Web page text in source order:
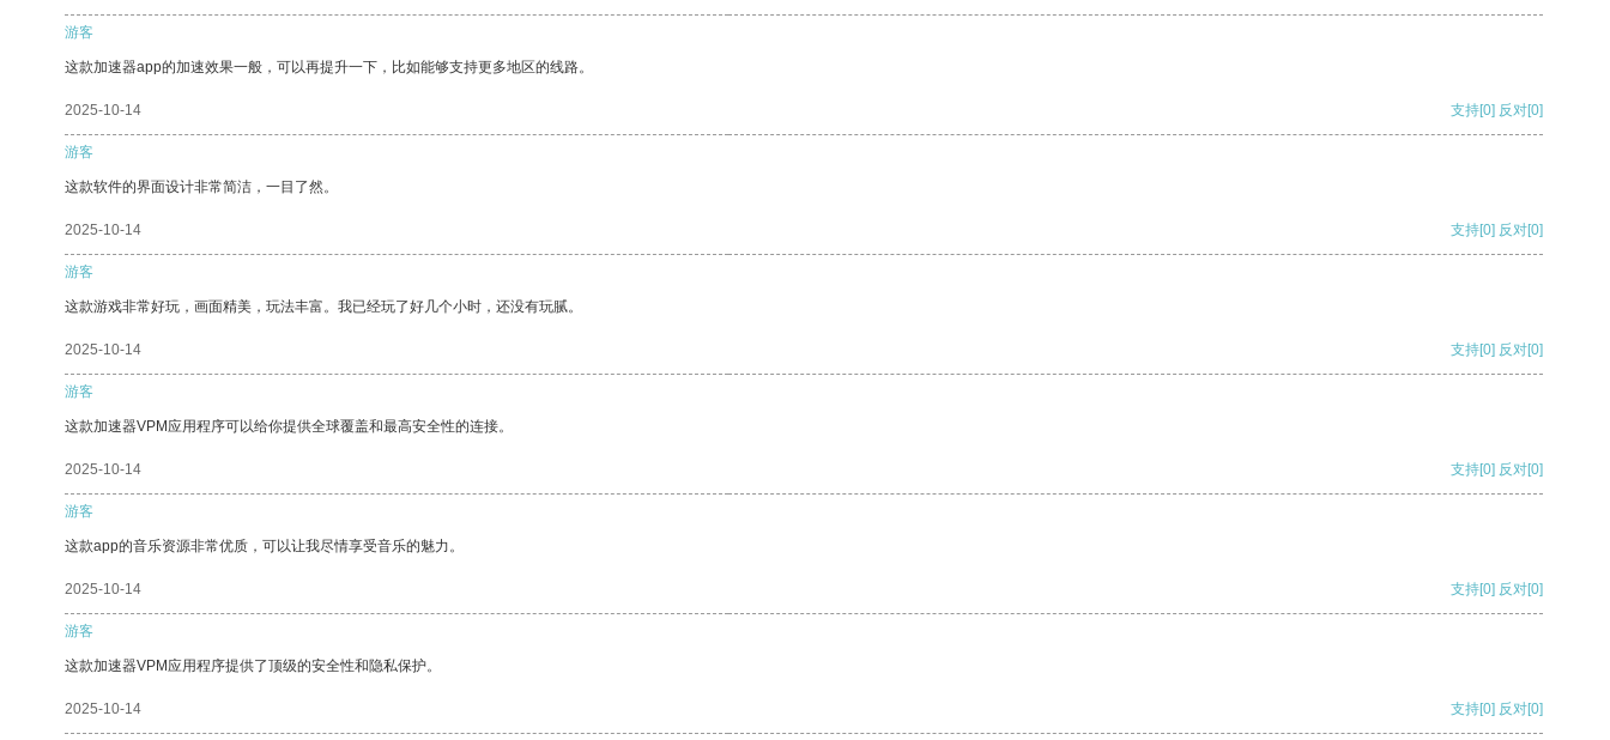
游客
这款加速器app的加速效果一般，可以再提升一下，比如能够支持更多地区的线路。
2025-10-14 支持[0] 反对[0]
游客
这款软件的界面设计非常简洁，一目了然。
2025-10-14 支持[0] 反对[0]
游客
这款游戏非常好玩，画面精美，玩法丰富。我已经玩了好几个小时，还没有玩腻。
2025-10-14 支持[0] 反对[0]
游客
这款加速器VPM应用程序可以给你提供全球覆盖和最高安全性的连接。
2025-10-14 支持[0] 反对[0]
游客
这款app的音乐资源非常优质，可以让我尽情享受音乐的魅力。
2025-10-14 支持[0] 反对[0]
游客
这款加速器VPM应用程序提供了顶级的安全性和隐私保护。
2025-10-14 支持[0] 反对[0]